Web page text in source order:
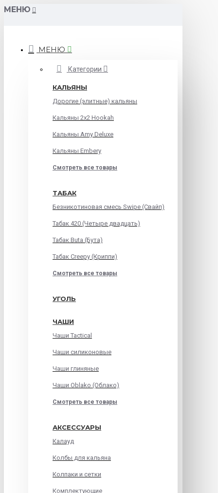
МЕНЮ
МЕНЮ
Категории
КАЛЬЯНЫ
Дорогие (элитные) кальяны
Кальяны 2х2 Hookah
Кальяны Amy Deluxe
Кальяны Embery
Смотреть все товары
ТАБАК
Безникотиновая смесь Swipe (Свайп)
Табак 420 (Четыре двадцать)
Табак Buta (Бута)
Табак Creepy (Криппи)
Смотреть все товары
УГОЛЬ
ЧАШИ
Чаши Tactical
Чаши силиконовые
Чаши глиняные
Чаши Oblako (Облако)
Смотреть все товары
АКСЕССУАРЫ
Калауд
Колбы для кальяна
Колпаки и сетки
Комплектующие